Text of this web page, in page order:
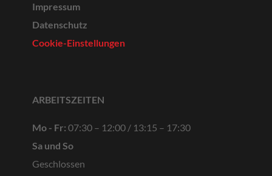
Impressum
Datenschutz
Cookie-Einstellungen
ARBEITSZEITEN
Mo - Fr: 07:30 – 12:00/ 13:15 – 17:30
Sa und So
Geschlossen